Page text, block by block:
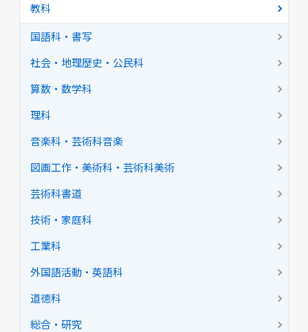
教科
国語科・書写
社会・地理歴史・公民科
算数・数学科
理科
音楽科・芸術科音楽
図画工作・美術科・芸術科美術
芸術科書道
技術・家庭科
工業科
外国語活動・英語科
道徳科
総合・研究